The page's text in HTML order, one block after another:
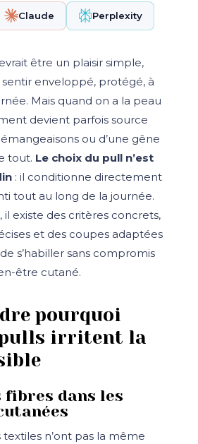
Claude Perplexity
être un plaisir simple,
enveloppé, protégé, à
Mais quand on a la peau
devient parfois source
ou d’une gêne
tout. Le choix du pull n’est
: il conditionne directement
tout au long de la journée.
existe des critères concrets,
et des coupes adaptées
s’habiller sans compromis
être cutané.
pourquoi
irritent la
fibres dans les
n’ont pas la même